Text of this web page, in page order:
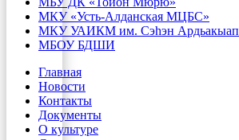
МКУ «Усть-Алданская МЦБС»
МКУ УАИКМ им. Сэһэн Ардьакыап
МБОУ БДШИ
Главная
Новости
Контакты
Документы
О культуре